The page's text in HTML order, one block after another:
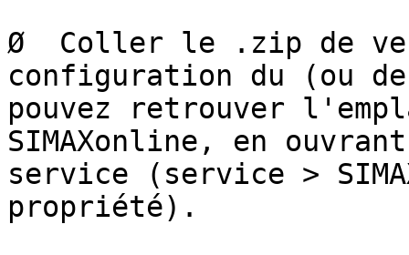
Ø  Coller le .zip de
configuration du (ou
pouvez retrouver
SIMAXonline, en
service (service >
propriété).